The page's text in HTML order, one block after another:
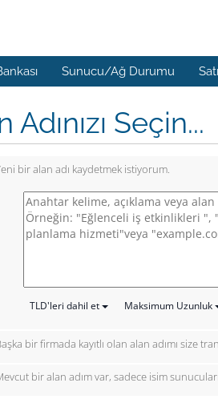
Sunucu/Ağ Durumu
Adınızı Seçin...
bir alan adı kaydetmek istiyorum.
TLD'leri dahil et Maksimum Uzunluk
bir firmada kayıtlı olan alan adımı size
bir alan adım var, sadece isim